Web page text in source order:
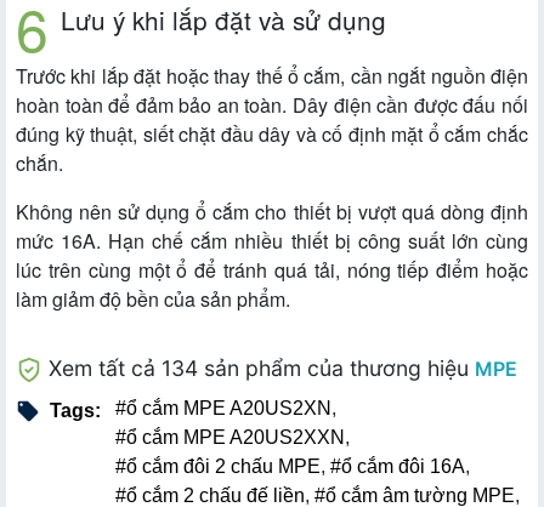
Lưu ý khi lắp đặt và sử dụng
Trước khi lắp đặt hoặc thay thế ổ cắm, cần ngắt nguồn điện
hoàn toàn để đảm bảo an toàn. Dây điện cần được đấu nối
đúng kỹ thuật, siết chặt đầu dây và cố định mặt ổ cắm chắc
chắn.
Không nên sử dụng ổ cắm cho thiết bị vượt quá dòng định
mức 16A. Hạn chế cắm nhiều thiết bị công suất lớn cùng
lúc trên cùng một ổ để tránh quá tải, nóng tiếp điểm hoặc
làm giảm độ bền của sản phẩm.
Xem tất cả 134 sản phẩm của thương hiệu MPE
Tags: #ổ cắm MPE A20US2XN ,
#ổ cắm MPE A20US2XXN ,
#ổ cắm đôi 2 chấu MPE, #ổ cắm đôi 16A,
#ổ cắm 2 chấu đế liền, #ổ cắm âm tường MPE,